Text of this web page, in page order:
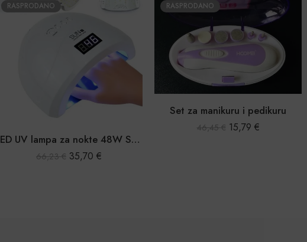
RASPRODANO
LED UV lampa za nokte 48W SUN1
66,23€ 35,70 €
RASPRODANO
Set za manikuru i pedikuru
46,45€ 15,79 €